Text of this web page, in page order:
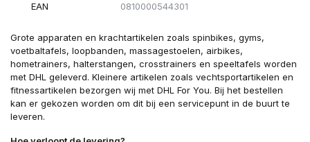
EAN 0810000544301
Grote apparaten en krachtartikelen zoals spinbikes, gyms,
voetbaltafels, loopbanden, massagestoelen, airbikes,
hometrainers, halterstangen, crosstrainers en speeltafels worden
met DHL geleverd. Kleinere artikelen zoals vechtsportartikelen en
fitnessartikelen bezorgen wij met DHL For You. Bij het bestellen
kan er gekozen worden om dit bij een servicepunt in de buurt te
leveren.